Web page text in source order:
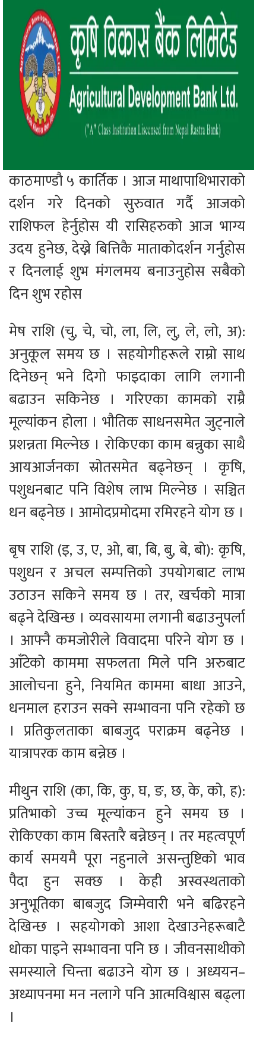
काठमाण्डौ ५ कार्तिक । आज माथापाथिभाराको
दर्शन गरे दिनको सुरुवात गर्दै आजको
राशिफल हेर्नुहोस यी रासिहरुको आज भाग्य
उदय हुनेछ, देख्ने बित्तिकै माताकोदर्शन गर्नुहोस
र दिनलाई शुभ मंगलमय बनाउनुहोस सबैको
दिन शुभ रहोस
मेष राशि (चु, चे, चो, ला, लि, लु, ले, लो, अ):
अनुकूल समय छ । सहयोगीहरूले राम्रो साथ
दिनेछन् भने दिगो फाइदाका लागि लगानी
बढाउन सकिनेछ । गरिएका कामको राम्रै
मूल्यांकन होला । भौतिक साधनसमेत जुट्नाले
प्रशन्नता मिल्नेछ । रोकिएका काम बन्नुका साथै
आयआर्जनका स्रोतसमेत बढ्नेछन् । कृषि,
पशुधनबाट पनि विशेष लाभ मिल्नेछ । सञ्चित
धन बढ्नेछ । आमोदप्रमोदमा रमिरहने योग छ ।
बृष राशि (इ, उ, ए, ओ, बा, बि, बु, बे, बो): कृषि,
पशुधन र अचल सम्पत्तिको उपयोगबाट लाभ
उठाउन सकिने समय छ । तर, खर्चको मात्रा
बढ्ने देखिन्छ । व्यवसायमा लगानी बढाउनुपर्ला
। आफ्नै कमजोरीले विवादमा परिने योग छ ।
आँटेको काममा सफलता मिले पनि अरुबाट
आलोचना हुने, नियमित काममा बाधा आउने,
धनमाल हराउन सक्ने सम्भावना पनि रहेको छ
। प्रतिकुलताका बाबजुद पराक्रम बढ्नेछ ।
यात्रापरक काम बन्नेछ ।
मीथुन राशि (का, कि, कु, घ, ङ, छ, के, को, ह):
प्रतिभाको उच्च मूल्यांकन हुने समय छ ।
रोकिएका काम बिस्तारै बन्नेछन् । तर महत्वपूर्ण
कार्य समयमै पूरा नहुनाले असन्तुष्टिको भाव
पैदा हुन सक्छ । केही अस्वस्थताको
अनुभूतिका बाबजुद जिम्मेवारी भने बढिरहने
देखिन्छ । सहयोगको आशा देखाउनेहरूबाटै
धोका पाइने सम्भावना पनि छ । जीवनसाथीको
समस्याले चिन्ता बढाउने योग छ । अध्ययन–
अध्यापनमा मन नलागे पनि आत्मविश्वास बढ्ला
।